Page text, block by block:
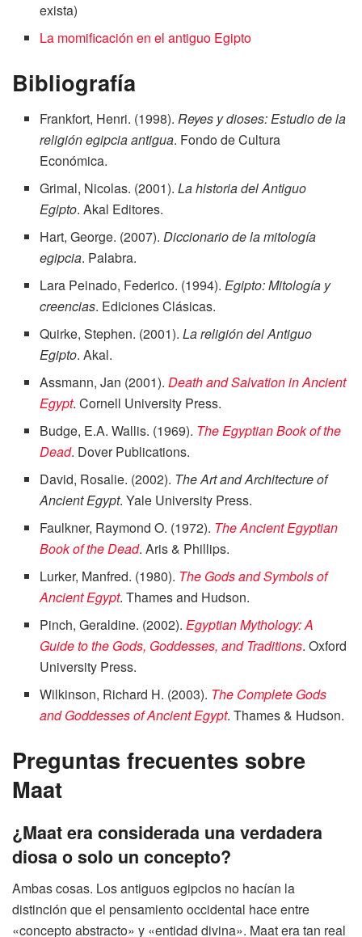
exista)
La momificación en el antiguo Egipto
Bibliografía
Frankfort, Henri. (1998).Reyes y dioses: Estudio de la
religión egipcia antigua. Fondo de Cultura
Económica.
Grimal, Nicolas. (2001).La historia del Antiguo
Egipto. Akal Editores.
Hart, George. (2007).Diccionario de la mitología
egipcia. Palabra.
Lara Peinado, Federico. (1994).Egipto: Mitología y
creencias. Ediciones Clásicas.
Quirke, Stephen. (2001).La religión del Antiguo
Egipto. Akal.
Assmann, Jan (2001).Death and Salvation in Ancient
Egypt. Cornell University Press.
Budge, E.A. Wallis. (1969). The Egyptian Book of the
Dead. Dover Publications.
David, Rosalie. (2002). The Art and Architecture of
Ancient Egypt. Yale University Press.
Faulkner, Raymond O. (1972). The Ancient Egyptian
Book of the Dead. Aris & Phillips.
Lurker, Manfred. (1980). The Gods and Symbols of
Ancient Egypt. Thames and Hudson.
Pinch, Geraldine. (2002).Egyptian Mythology: A
Guide to the Gods, Goddesses, and Traditions. Oxford
University Press.
Wilkinson, Richard H. (2003). The Complete Gods
and Goddesses of Ancient Egypt. Thames & Hudson.
Preguntas frecuentes sobre
Maat
¿Maat era considerada una verdadera
diosa o solo un concepto?
Ambas cosas. Los antiguos egipcios no hacían la
distinción que el pensamiento occidental hace entre
«concepto abstracto» y «entidad divina». Maat era tan real